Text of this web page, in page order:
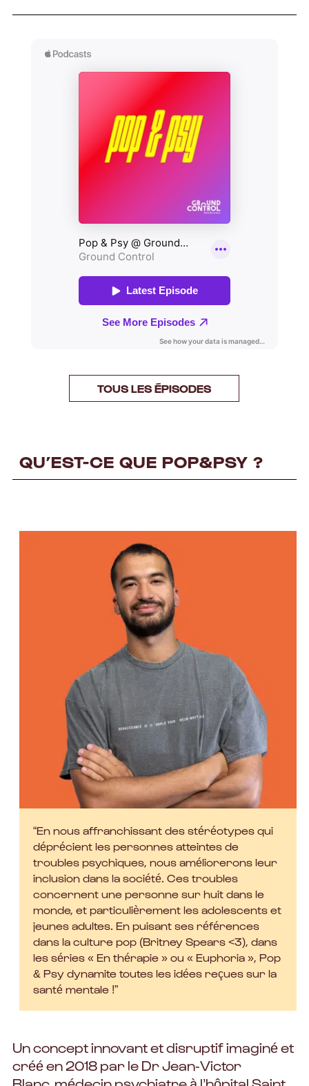
TOUS LES ÉPISODES
QU’EST-CE QUE POP&PSY ?
“En nous affranchissant des stéréotypes qui
déprécient les personnes atteintes de
troubles psychiques, nous améliorerons leur
inclusion dans la société. Ces troubles
concernent une personne sur huit dans le
monde, et particulièrement les adolescents et
jeunes adultes. En puisant ses références
dans la culture pop (Britney Spears <3), dans
les séries « En thérapie » ou « Euphoria », Pop
& Psy dynamite toutes les idées reçues sur la
santé mentale !”
Un concept innovant et disruptif imaginé et
créé en 2018 par le Dr Jean-Victor